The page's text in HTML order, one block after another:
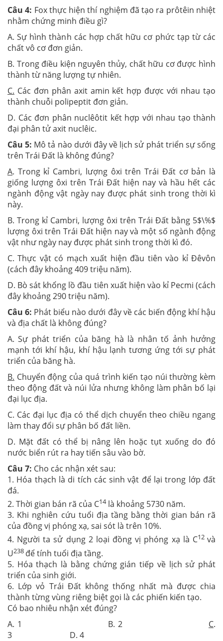
Câu 4: Fox thực hiện thí nghiệm đã tạo ra prôtêin nhiệt
nhằm chứng minh điều gì?
A. Sự hình thành các hợp chất hữu cơ phức tạp từ các
chất vô cơ đơn giản.
B. Trong điều kiện nguyên thủy, chất hữu cơ được hình
thành từ năng lượng tự nhiên.
C. Các đơn phân axit amin kết hợp được với nhau tạo
thành chuỗi polipeptit đơn giản.
D. Các đơn phân nuclêôtit kết hợp với nhau tạo thành
đại phân tử axit nuclêic.
Câu 5: Mô tả nào dưới đây về lịch sử phát triển sự sống
trên Trái Đất là không đúng?
A. Trong kỉ Cambri, lượng ôxi trên Trái Đất cơ bản là
giống lượng ôxi trên Trái Đất hiện nay và hầu hết các
ngành động vật ngày nay được phát sinh trong thời kì
này.
B. Trong kỉ Cambri, lượng ôxi trên Trái Đất bằng 5$\%$
lượng ôxi trên Trái Đất hiện nay và một số ngành động
vật như ngày nay được phát sinh trong thời kì đó.
C. Thực vật có mạch xuất hiện đầu tiên vào kỉ Đêvôn
(cách đây khoảng 409 triệu năm).
D. Bò sát khổng lồ đầu tiên xuất hiện vào kỉ Pecmi (cách
đây khoảng 290 triệu năm).
Câu 6: Phát biểu nào dưới đây về các biến động khí hậu
và địa chất là không đúng?
A. Sự phát triển của băng hà là nhân tố ảnh hưởng
mạnh tới khí hậu, khí hậu lạnh tương ứng tới sự phát
triển của băng hà.
B. Chuyển động của quá trình kiến tạo núi thường kèm
theo động đất và núi lửa nhưng không làm phân bố lại
đại lục địa.
C. Các đại lục địa có thể dịch chuyển theo chiều ngang
làm thay đổi sự phân bố đất liền.
D. Mặt đất có thể bị nâng lên hoặc tụt xuống do đó
nước biển rút ra hay tiến sâu vào bờ.
Câu 7: Cho các nhận xét sau:
1. Hóa thạch là di tích các sinh vật để lại trong lớp đất
đá.
2. Thời gian bán rã của C14là khoảng 5730 năm.
3. Khi nghiên cứu tuổi địa tầng bằng thời gian bán rã
của đồng vị phóng xạ, sai sót là trên 10%.
4. Người ta sử dụng 2 loại đồng vị phóng xạ là C12và
U238 để tính tuổi địa tầng.
5. Hóa thạch là bằng chứng gián tiếp về lịch sử phát
triển của sinh giới.
6. Lớp vỏ Trái Đất không thống nhất mà được chia
thành từng vùng riêng biệt gọi là các phiến kiến tạo.
Có bao nhiêu nhận xét đúng?
A. 1 B. 2 C.
3 D. 4